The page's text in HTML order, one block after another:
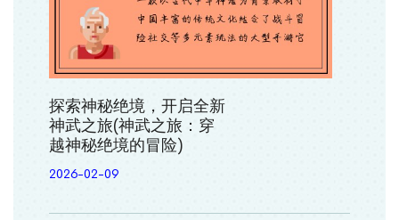
探索神秘绝境，开启全新
神武之旅(神武之旅：穿
越神秘绝境的冒险)
2026-02-09